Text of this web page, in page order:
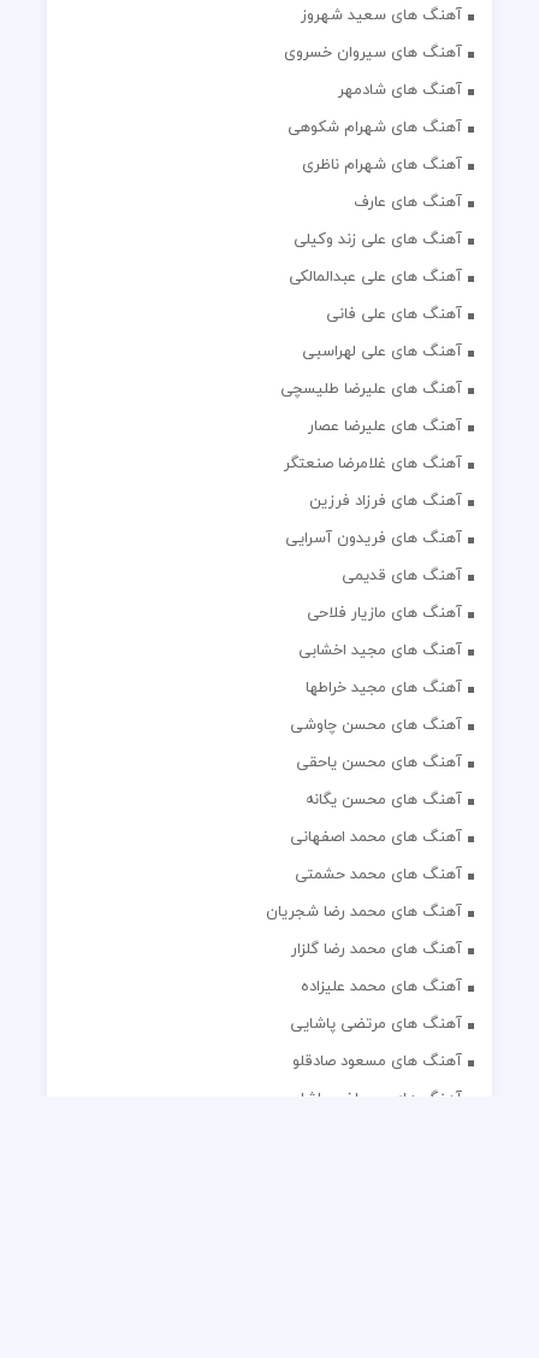
آهنگ های سعید شهروز
آهنگ های سیروان خسروی
آهنگ های شادمهر
آهنگ های شهرام شکوهی
آهنگ های شهرام ناظری
آهنگ های عارف
آهنگ های علی زند وکیلی
آهنگ های علی عبدالمالکی
آهنگ های علی فانی
آهنگ های علی لهراسبی
آهنگ های علیرضا طلیسچی
آهنگ های علیرضا عصار
آهنگ های غلامرضا صنعتگر
آهنگ های فرزاد فرزین
آهنگ های فریدون آسرایی
آهنگ های قدیمی
آهنگ های مازیار فلاحی
آهنگ های مجید اخشابی
آهنگ های مجید خراطها
آهنگ های محسن چاوشی
آهنگ های محسن یاحقی
آهنگ های محسن یگانه
آهنگ های محمد اصفهانی
آهنگ های محمد حشمتی
آهنگ های محمد رضا شجریان
آهنگ های محمد رضا گلزار
آهنگ های محمد علیزاده
آهنگ های مرتضی پاشایی
آهنگ های مسعود صادقلو
آهنگ های مصطفی پاشایی